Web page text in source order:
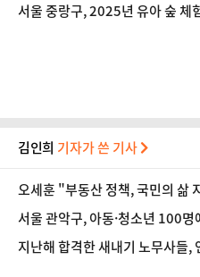
서울 중랑구, 2025년 유아 숲 체
김인희 기자가 쓴 기사
오세훈 "부동산 정책, 국민의 삶
환해야"
서울 관악구, 아동·청소년 100
커리 기부로 추진
지난해 합격한 새내기 노무사들,